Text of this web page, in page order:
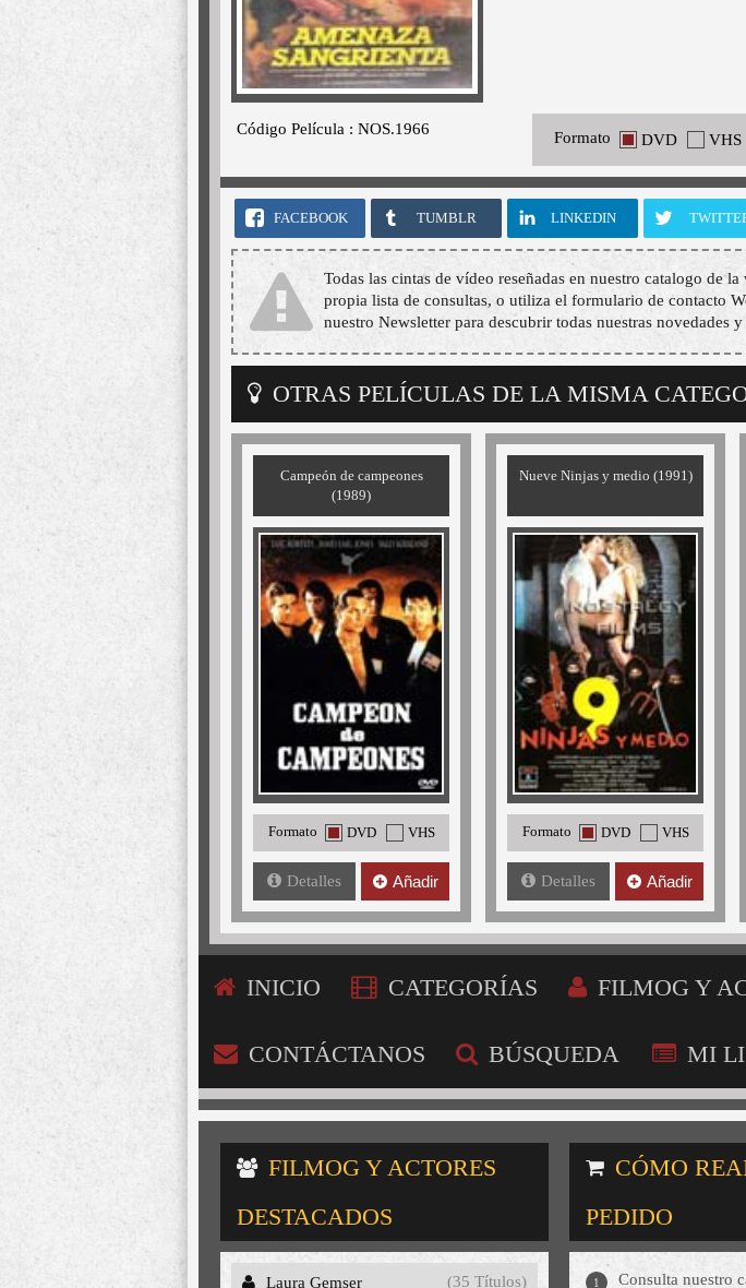
Código Película : NOS.1966
Formato DVD VHS
FACEBOOK TUMBLR LINKEDIN
Todas las cintas de vídeo reseñadas en nuestro catalogo de
propia lista de consultas, o utiliza el formulario de contacto
nuestro Newsletter para descubrir todas nuestras novedades y
OTRAS PELÍCULAS DE LA MISMA
Campeón de campeones
(1989)
Formato DVD VHS
Detalles Añadir
Nueve Ninjas y medio (1991)
Formato DVD VHS
Detalles Añadir
INICIO CATEGORÍAS FILMOG Y
CONTÁCTANOS BÚSQUEDA MI
FILMOG Y ACTORES
DESTACADOS
Laura Gemser (35 Títulos)
CÓMO
PEDIDO
1 Consulta nuestro